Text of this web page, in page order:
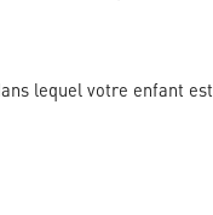
lequel votre enfant est